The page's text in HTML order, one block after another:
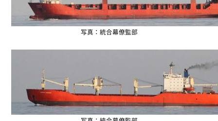
写真：統合幕僚監部